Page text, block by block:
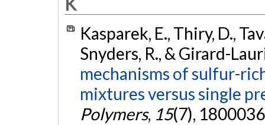
Kasparek, E., Thiry, D.,
Snyders, R., & Girard-
mechanisms of sulfur-
mixtures versus single
Polymers, 15(7),